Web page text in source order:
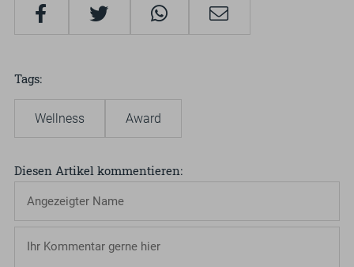
Tags
Wellness Award
Diesen Artikel kommentieren